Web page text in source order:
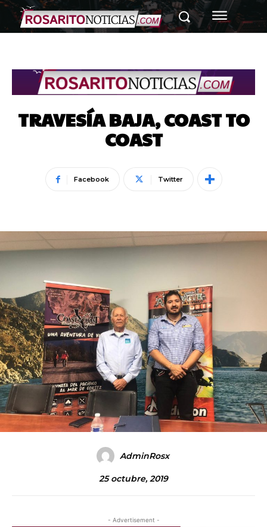
TRAVESÍA BAJA, COAST TO
COAST
Facebook Twitter
AdminRosx
25 octubre, 2019
- Advertisement -